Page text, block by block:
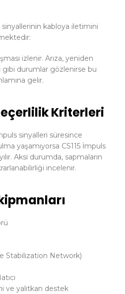
sinyallerinin kabloya iletimini
izlenir. Arıza, yeniden
gibi durumlar gözlenirse bu
gelir.
Kriterleri
sinyalleri süresince
yaşamıyorsa CS115 İmpuls
Aksi durumda, sapmaların
incelenir.
Stabilization Network)
ve yalıtkan destek